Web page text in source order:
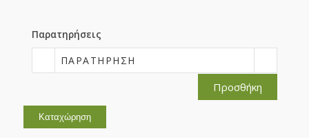
Παρατηρήσεις
ΠΑΡΑΤΉΡΗΣΗ
Προσθήκη